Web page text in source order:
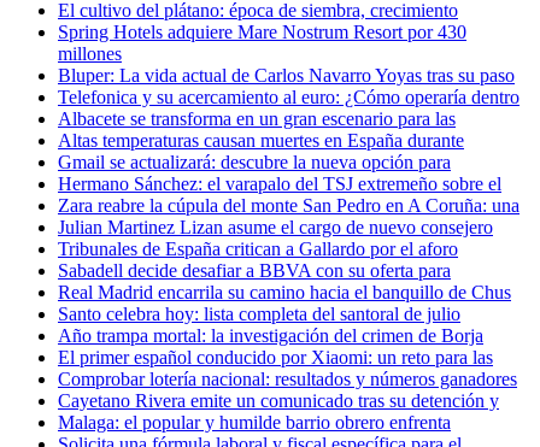
El cultivo del plátano: época de siembra, crecimiento
Spring Hotels adquiere Mare Nostrum Resort por 430
millones
Bluper: La vida actual de Carlos Navarro Yoyas tras su paso
Telefonica y su acercamiento al euro: ¿Cómo operaría dentro
Albacete se transforma en un gran escenario para las
Altas temperaturas causan muertes en España durante
Gmail se actualizará: descubre la nueva opción para
Hermano Sánchez: el varapalo del TSJ extremeño sobre el
Zara reabre la cúpula del monte San Pedro en A Coruña: una
Julian Martinez Lizan asume el cargo de nuevo consejero
Tribunales de España critican a Gallardo por el aforo
Sabadell decide desafiar a BBVA con su oferta para
Real Madrid encarrila su camino hacia el banquillo de Chus
Santo celebra hoy: lista completa del santoral de julio
Año trampa mortal: la investigación del crimen de Borja
El primer español conducido por Xiaomi: un reto para las
Comprobar lotería nacional: resultados y números ganadores
Cayetano Rivera emite un comunicado tras su detención y
Malaga: el popular y humilde barrio obrero enfrenta